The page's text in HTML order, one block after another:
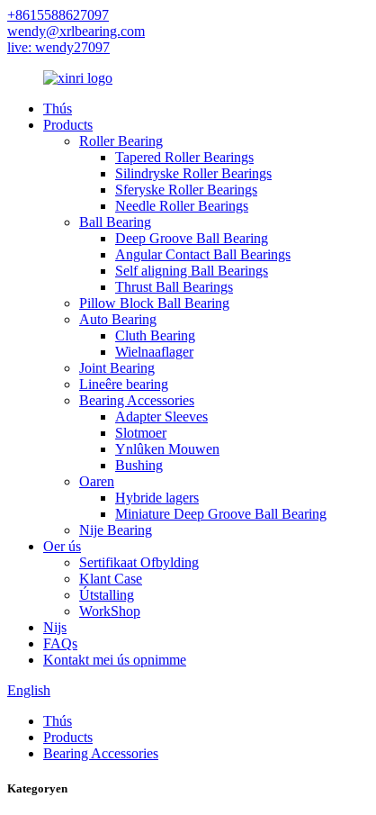
+8615588627097
wendy@xrlbearing.com
live: wendy27097
Thús
Products
Roller Bearing
Tapered Roller Bearings
Silindryske Roller Bearings
Sferyske Roller Bearings
Needle Roller Bearings
Ball Bearing
Deep Groove Ball Bearing
Angular Contact Ball Bearings
Self aligning Ball Bearings
Thrust Ball Bearings
Pillow Block Ball Bearing
Auto Bearing
Cluth Bearing
Wielnaaflager
Joint Bearing
Lineêre bearing
Bearing Accessories
Adapter Sleeves
Slotmoer
Ynlûken Mouwen
Bushing
Oaren
Hybride lagers
Miniature Deep Groove Ball Bearing
Nije Bearing
Oer ús
Sertifikaat Ofbylding
Klant Case
Útstalling
WorkShop
Nijs
FAQs
Kontakt mei ús opnimme
English
Thús
Products
Bearing Accessories
Kategoryen